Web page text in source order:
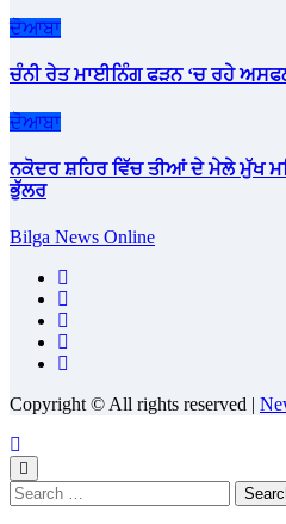
ਦੋਆਬਾ
ਚੰਨੀ ਰੇਤ ਮਾਈਨਿੰਗ ਫੜਨ ‘ਚ ਰਹੇ
ਦੋਆਬਾ
ਨਕੋਦਰ ਸ਼ਹਿਰ ਵਿੱਚ ਤੀਆਂ ਦੇ ਮੇਲੇ ਮੁੱਖ
ਭੁੱਲਰ
Bilga News Online
Copyright © All rights reserved |
Search
for: